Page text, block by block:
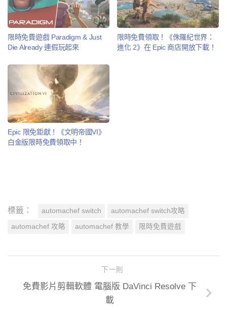
限時免費遊戲 Paradigm & Just
Die Already 連假玩起來
限時免費領取！《侏羅紀世界：
進化 2》在 Epic 商店開放下載！
Epic 限免鉅獻！《文明帝國VI》
白金版限時免費領取中！
標籤： automachef switch automachef switch攻略
automachef 攻略 automachef 教學 限時免費遊戲
下一則
免費影片剪輯軟體 電腦版 DaVinci Resolve 下
載